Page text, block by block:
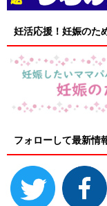
妊活応援！妊娠のた
フォローして最新情